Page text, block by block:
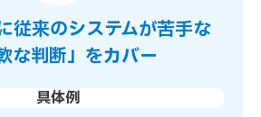
従来のシステムが苦手な
な判断」をカバー
具体例